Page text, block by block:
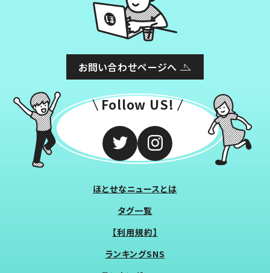
お問い合わせページへ
Follow US!
ほとせなニュースとは
タグ一覧
【利用規約】
ランキングSNS